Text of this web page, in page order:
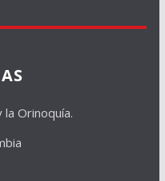
Orinoquía.